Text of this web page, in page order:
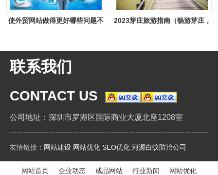
使外贸网站做得更好哪些问题不
2023芽庄旅游指南（畅游芽庄，
联系我们
CONTACT US
公司地址：深圳市罗湖区国际商业大厦北座1208室
友情链接： 网站建设 网站优化 SEO优化 河源白蚁防治公司
网站首页 企业动态 成品网站 行业新闻
网站优化